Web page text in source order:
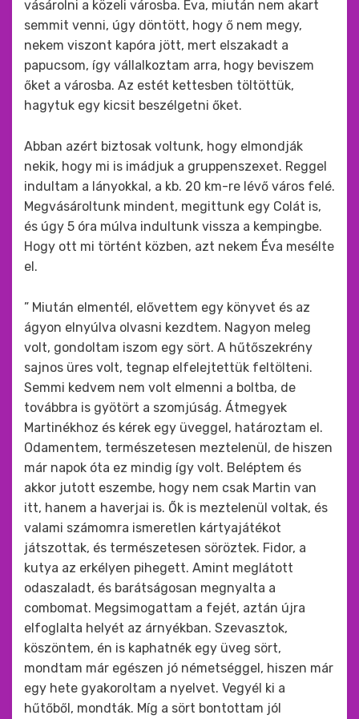
vásárolni a közeli városba. Éva, miután nem akart
semmit venni, úgy döntött, hogy ő nem megy,
nekem viszont kapóra jött, mert elszakadt a
papucsom, így vállalkoztam arra, hogy beviszem
őket a városba. Az estét kettesben töltöttük,
hagytuk egy kicsit beszélgetni őket.
Abban azért biztosak voltunk, hogy elmondják
nekik, hogy mi is imádjuk a gruppenszexet. Reggel
indultam a lányokkal, a kb. 20 km-re lévő város felé.
Megvásároltunk mindent, megittunk egy Colát is,
és úgy 5 óra múlva indultunk vissza a kempingbe.
Hogy ott mi történt közben, azt nekem Éva mesélte
el.
” Miután elmentél, elővettem egy könyvet és az
ágyon elnyúlva olvasni kezdtem. Nagyon meleg
volt, gondoltam iszom egy sört. A hűtőszekrény
sajnos üres volt, tegnap elfelejtettük feltölteni.
Semmi kedvem nem volt elmenni a boltba, de
továbbra is gyötört a szomjúság. Átmegyek
Martinékhoz és kérek egy üveggel, határoztam el.
Odamentem, természetesen meztelenül, de hiszen
már napok óta ez mindig így volt. Beléptem és
akkor jutott eszembe, hogy nem csak Martin van
itt, hanem a haverjai is. Ők is meztelenül voltak, és
valami számomra ismeretlen kártyajátékot
játszottak, és természetesen söröztek. Fidor, a
kutya az erkélyen pihegett. Amint meglátott
odaszaladt, és barátságosan megnyalta a
combomat. Megsimogattam a fejét, aztán újra
elfoglalta helyét az árnyékban. Szevasztok,
köszöntem, én is kaphatnék egy üveg sört,
mondtam már egészen jó németséggel, hiszen már
egy hete gyakoroltam a nyelvet. Vegyél ki a
hűtőből, mondták. Míg a sört bontottam jól